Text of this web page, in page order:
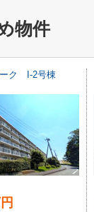
物件
ーク I-2号棟